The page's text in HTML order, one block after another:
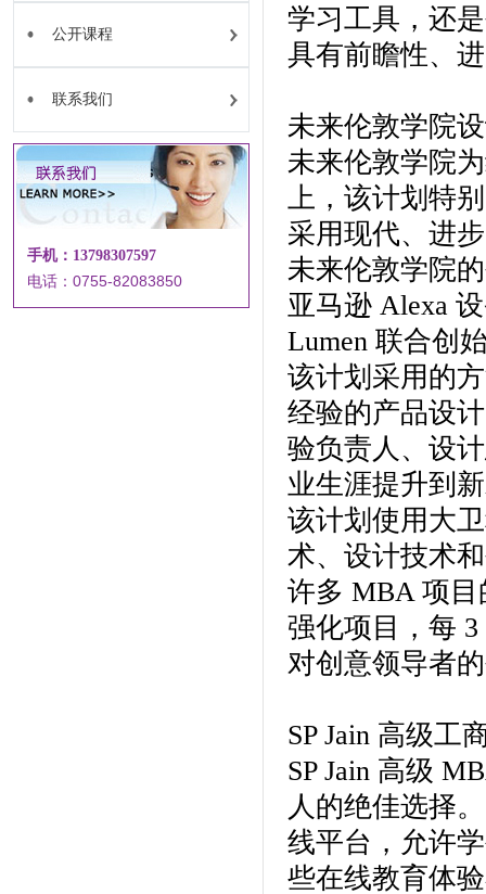
公开课程
联系我们
手机：13798307597
电话：0755-82083850
学习工具，还
具有前瞻性、
未来伦敦学院
未来伦敦学院
上，该计划特
采用现代、进
未来伦敦学院
亚马逊 Alexa
Lumen 联合创
该计划采用的
经验的产品设
验负责人、设
业生涯提升到
该计划使用大
术、设计技术
许多 MBA 项
强化项目，每
对创意领导者
SP Jain 高级工
SP Jain 高级
人的绝佳选择
线平台，允许
些在线教育体